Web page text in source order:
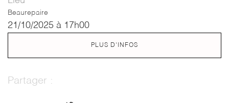
Beaurepaire
21/10/2025 à 17h00
PLUS D'INFOS
Partager :